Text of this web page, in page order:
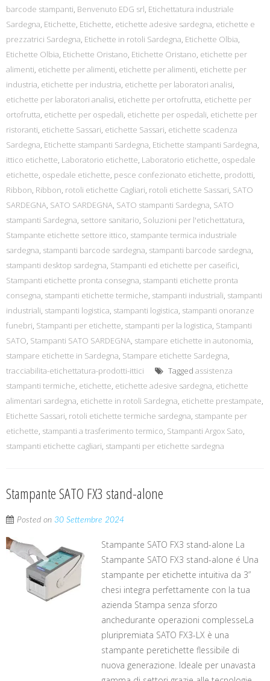
barcode stampanti, Benvenuto EDG srl, Etichettatura industriale
Sardegna, Etichette, Etichette, etichette adesive sardegna, etichette e
prezzatrici Sardegna, Etichette in rotoli Sardegna, Etichette Olbia,
Etichette Olbia, Etichette Oristano, Etichette Oristano, etichette per
alimenti, etichette per alimenti, etichette per alimenti, etichette per
industria, etichette per industria, etichette per laboratori analisi,
etichette per laboratori analisi, etichette per ortofrutta, etichette per
ortofrutta, etichette per ospedali, etichette per ospedali, etichette per
ristoranti, etichette Sassari, etichette Sassari, etichette scadenza
Sardegna, Etichette stampanti Sardegna, Etichette stampanti Sardegna,
ittico etichette, Laboratorio etichette, Laboratorio etichette, ospedale
etichette, ospedale etichette, pesce confezionato etichette, prodotti,
Ribbon, Ribbon, rotoli etichette Cagliari, rotoli etichette Sassari, SATO
SARDEGNA, SATO SARDEGNA, SATO stampanti Sardegna, SATO
stampanti Sardegna, settore sanitario, Soluzioni per l'etichettatura,
Stampante etichette settore ittico, stampante termica industriale
sardegna, stampanti barcode sardegna, stampanti barcode sardegna,
stampanti desktop sardegna, Stampanti ed etichette per caseifici,
Stampanti etichette pronta consegna, stampanti etichette pronta
consegna, stampanti etichette termiche, stampanti industriali, stampanti
industriali, stampanti logistica, stampanti logistica, stampanti onoranze
funebri, Stampanti per etichette, stampanti per la logistica, Stampanti
SATO, Stampanti SATO SARDEGNA, stampare etichette in autonomia,
stampare etichette in Sardegna, Stampare etichette Sardegna,
tracciabilita-etichettatura-prodotti-ittici
Tagged assistenza
stampanti termiche, etichette, etichette adesive sardegna, etichette
alimentari sardegna, etichette in rotoli Sardegna, etichette prestampate,
Etichette Sassari, rotoli etichette termiche sardegna, stampante per
etichette, stampanti a trasferimento termico, Stampanti Argox Sato,
stampanti etichette cagliari, stampanti per etichette sardegna
Stampante SATO FX3 stand-alone
Posted on 30 Settembre 2024
Stampante SATO FX3 stand-alone La
Stampante SATO FX3 stand-alone é Una
stampante per etichette intuitiva da 3”
chesi integra perfettamente con la tua
azienda Stampa senza sforzo
anchedurante operazioni complesseLa
pluripremiata SATO FX3-LX è una
stampante peretichette flessibile di
nuova generazione. Ideale per unavasta